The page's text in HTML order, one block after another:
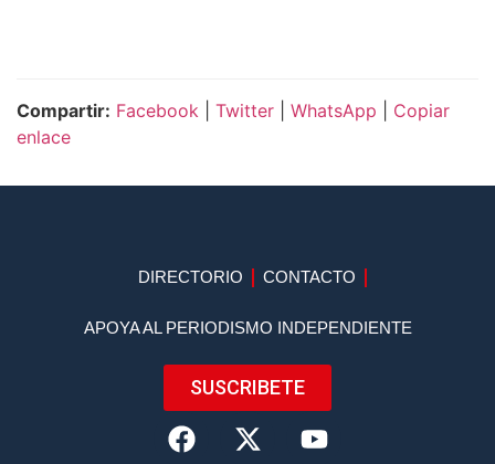
Compartir: Facebook Twitter WhatsApp
Copiar
enlace
DIRECTORIO CONTACTO
APOYA AL PERIODISMO INDEPENDIENTE
SUSCRIBETE